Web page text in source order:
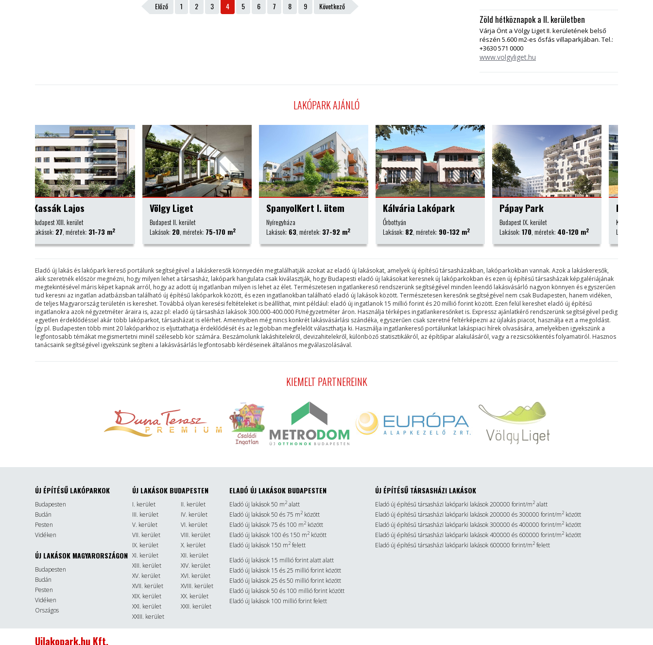
Előző 1 2 3 4 5 6 7 8 9 Következő
Zöld hétköznapok a II. kerületben
Várja Önt a Völgy Liget II. kerületének belső
részén 5.600 m2-es ősfás villaparkjában. Tel.:
+3630 571 0000
www.volgyliget.hu
LAKÓPARK AJÁNLÓ
Völgy Liget
Budapest II. kerület
Lakások:20, méretek:75-170 m
SpanyolKert I. ütem
Nyíregyháza
Lakások:63, méretek:37-92 m
Kálvária Lakópark
Őrbottyán
Lakások:82, méretek:90-132 m
Pápay Park
Budapest IX. kerület
Lakások:170, méretek:40-120 m
Royal Homes Lakópark, Keszthely
Keszthely
Lakások:42, méretek:51-97 m
Eladó új lakás és lakópark kereső portálunk segítségével a lakáskeresők könnyedén megtalálhatják azokat az eladó új lakásokat, amelyek új építésű társasházakban, lakóparkokban vannak. Azok a lakáskeresők,
akik szeretnék először megnézni, hogy milyen lehet a társasház, lakópark hangulata csak kiválasztják, hogy Budapesti eladó új lakásokat keresnek új lakóparkokban és ezen új építésű társasházak képgalériájának
megtekintésével máris képet kapnak arról, hogy az adott új ingatlanban milyen is lehet az élet. Természetesen ingatlankereső rendszerünk segítségével minden leendő lakásvásárló nagyon könnyen és egyszerűen
tud keresni az ingatlan adatbázisban található új építésű lakóparkok között, és ezen ingatlanokban található eladó új lakások között. Természetesen keresőnk segítségével nem csak Budapesten, hanem vidéken,
de teljes Magyarország területén is kereshet. Továbbá olyan keresési feltételeket is beállíthat, mint például: eladó új ingatlanok 15 millió forint és 20 millió forint között. Ezen felül kereshet eladó új építésű
ingatlanokra azok négyzetméter áraira is, azaz pl: eladó új társasházi lakások 300.000-400.000 Ft/négyzetméter áron. Használja térképes ingatlankeresőnket is. Expressz ajánlatkérő rendszerünk segítségével pedig
egyetlen érdeklődéssel akár több lakóparkot, társasházat is elérhet. Amennyiben még nincs konkrét lakásvásárlási szándéka, egyszerűen csak szeretné feltérképezni az újlakás piacot, használja ezt a megoldást.
Így pl. Budapesten több mint 20 lakóparkhoz is eljuttathatja érdeklődését és az legjobban megfelelőt választhatja ki. Használja ingatlankereső portálunkat lakáspiaci hírek olvasására, amelyekben igyekszünk a
legfontosabb témákat megismertetni minél szélesebb kör számára. Beszámolunk lakáshitelekről, devizahitelekről, különböző statisztikákról, az építőipar alakulásáról, vagy a rezsicsökkentés folyamatiról. Hasznos
tanácsaink segítségével igyekszünk segíteni a lakásvásárlás legfontosabb kérdéseinek általános megválaszolásával.
KIEMELT PARTNEREINK
ÚJ ÉPÍTÉSŰ LAKÓPARKOK
Budapesten
Budán
Pesten
Vidéken
ÚJ LAKÁSOK MAGYARORSZÁGON
Budapesten
Budán
Pesten
Vidéken
Országos
ÚJ LAKÁSOK BUDAPESTEN
I. kerület
II. kerület
III. kerület
IV. kerület
V. kerület
VI. kerület
VII. kerület
VIII. kerület
IX. kerület
X. kerület
XI. kerület
XII. kerület
XIII. kerület
XIV. kerület
XV. kerület
XVI. kerület
XVII. kerület
XVIII. kerület
XIX. kerület
XX. kerület
XXI. kerület
XXII. kerület
XXIII. kerület
ELADÓ ÚJ LAKÁSOK BUDAPESTEN
Eladó új lakások 50 m2 alatt
Eladó új lakások 50 és 75 m2 között
Eladó új lakások 75 és 100 m2 között
Eladó új lakások 100 és 150 m2 között
Eladó új lakások 150 m2 felett
Eladó új lakások 15 millió forint alatt alatt
Eladó új lakások 15 és 25 millió forint között
Eladó új lakások 25 és 50 millió forint között
Eladó új lakások 50 és 100 millió forint között
Eladó új lakások 100 millió forint felett
ÚJ ÉPÍTÉSŰ TÁRSASHÁZI LAKÁSOK
Eladó új építésű társasházi lakóparki lakások 200000 forint/m2 alatt
Eladó új építésű társasházi lakóparki lakások 200000 és 300000 forint/m2 között
Eladó új építésű társasházi lakóparki lakások 300000 és 400000 forint/m2 között
Eladó új építésű társasházi lakóparki lakások 400000 és 600000 forint/m2 között
Eladó új építésű társasházi lakóparki lakások 600000 forint/m2 felett
Ujlakopark.hu Kft.